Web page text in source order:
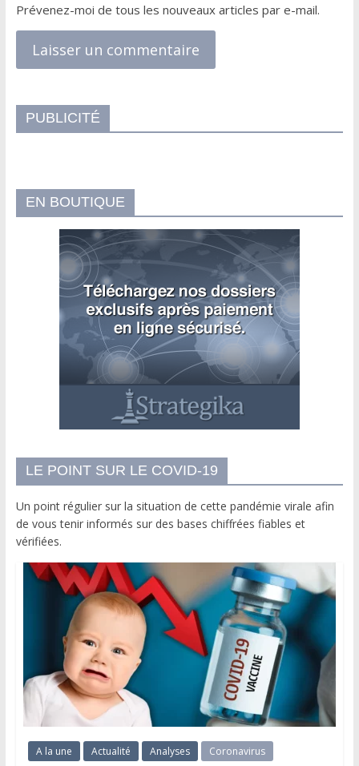
Prévenez-moi de tous les nouveaux articles par e-mail.
PUBLICITÉ
EN BOUTIQUE
LE POINT SUR LE COVID-19
Un point régulier sur la situation de cette pandémie virale afin
de vous tenir informés sur des bases chiffrées fiables et
vérifiées.
A la une Actualité Analyses Coronavirus